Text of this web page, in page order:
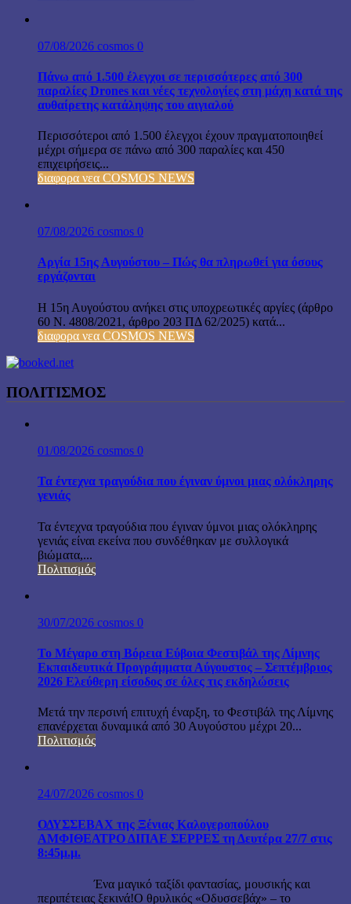
07/08/2026 cosmos 0
Πάνω από 1.500 έλεγχοι σε περισσότερες από 300
παραλίες Drones και νέες τεχνολογίες στη μάχη κατά της
αυθαίρετης κατάληψης του αιγιαλού
Περισσότεροι από 1.500 έλεγχοι έχουν πραγματοποιηθεί
μέχρι σήμερα σε πάνω από 300 παραλίες και 450
επιχειρήσεις...
διαφορα νεα COSMOS NEWS
07/08/2026 cosmos 0
Αργία 15ης Αυγούστου – Πώς θα πληρωθεί για όσους
εργάζονται
Η 15η Αυγούστου ανήκει στις υποχρεωτικές αργίες (άρθρο
60 Ν. 4808/2021, άρθρο 203 ΠΔ 62/2025) κατά...
διαφορα νεα COSMOS NEWS
ΠΟΛΙΤΙΣΜΟΣ
01/08/2026 cosmos 0
Τα έντεχνα τραγούδια που έγιναν ύμνοι μιας ολόκληρης
γενιάς
Τα έντεχνα τραγούδια που έγιναν ύμνοι μιας ολόκληρης
γενιάς είναι εκείνα που συνδέθηκαν με συλλογικά
βιώματα,...
Πολιτισμός
30/07/2026 cosmos 0
Το Μέγαρο στη Βόρεια Εύβοια Φεστιβάλ της Λίμνης
Εκπαιδευτικά Προγράμματα Αύγουστος – Σεπτέμβριος
2026 Ελεύθερη είσοδος σε όλες τις εκδηλώσεις
Μετά την περσινή επιτυχή έναρξη, το Φεστιβάλ της Λίμνης
επανέρχεται δυναμικά από 30 Αυγούστου μέχρι 20...
Πολιτισμός
24/07/2026 cosmos 0
ΟΔΥΣΣΕΒΑΧ της Ξένιας Καλογεροπούλου
ΑΜΦΙΘΕΑΤΡΟ ΔΙΠΑΕ ΣΕΡΡΕΣ τη Δευτέρα 27/7 στις
8:45μ.μ.
Ένα μαγικό ταξίδι φαντασίας, μουσικής και
περιπέτειας ξεκινά!Ο θρυλικός «Οδυσσεβάχ» – το